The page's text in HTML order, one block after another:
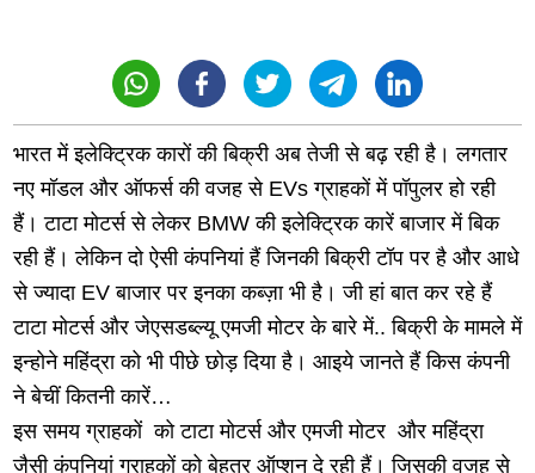
भारत में इलेक्ट्रिक कारों की बिक्री अब तेजी से बढ़ रही है। लगतार
नए मॉडल और ऑफर्स की वजह से EVs ग्राहकों में पॉपुलर हो रही
हैं। टाटा मोटर्स से लेकर BMW की इलेक्ट्रिक कारें बाजार में बिक
रही हैं। लेकिन दो ऐसी कंपनियां हैं जिनकी बिक्री टॉप पर है और आधे
से ज्यादा EV बाजार पर इनका कब्ज़ा भी है। जी हां बात कर रहे हैं
टाटा मोटर्स और जेएसडब्ल्यू एमजी मोटर के बारे में.. बिक्री के मामले में
इन्होने महिंद्रा को भी पीछे छोड़ दिया है। आइये जानते हैं किस कंपनी
ने बेचीं कितनी कारें…
इस समय ग्राहकों को टाटा मोटर्स और एमजी मोटर और महिंद्रा
जैसी कंपनियां ग्राहकों को बेहतर ऑप्शन दे रही हैं। जिसकी वजह से